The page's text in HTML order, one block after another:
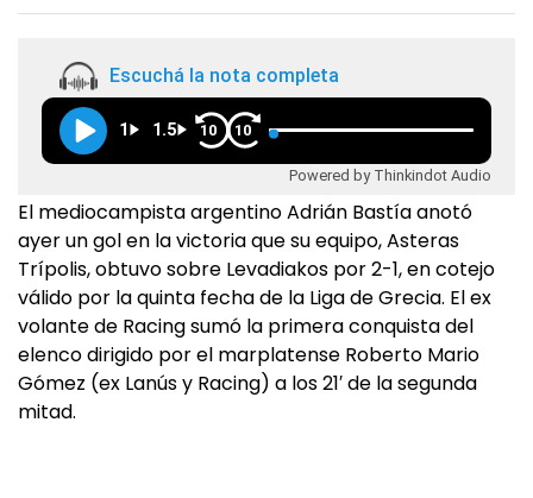
Escuchá la nota completa
1 1.5 10 10
Powered by Thinkindot Audio
El mediocampista argentino Adrián Bastía anotó
ayer un gol en la victoria que su equipo, Asteras
Trípolis, obtuvo sobre Levadiakos por 2-1, en cotejo
válido por la quinta fecha de la Liga de Grecia. El ex
volante de Racing sumó la primera conquista del
elenco dirigido por el marplatense Roberto Mario
Gómez (ex Lanús y Racing) a los 21′ de la segunda
mitad.